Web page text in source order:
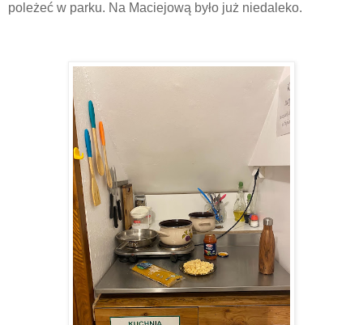
poleżeć w parku. Na Maciejową było już niedaleko.